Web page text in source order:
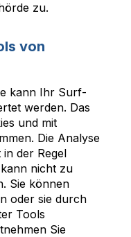
zu.
von
kann Ihr Surf-
werden. Das
und mit
Die Analyse
der Regel
nicht zu
Sie können
oder sie durch
Tools
Sie